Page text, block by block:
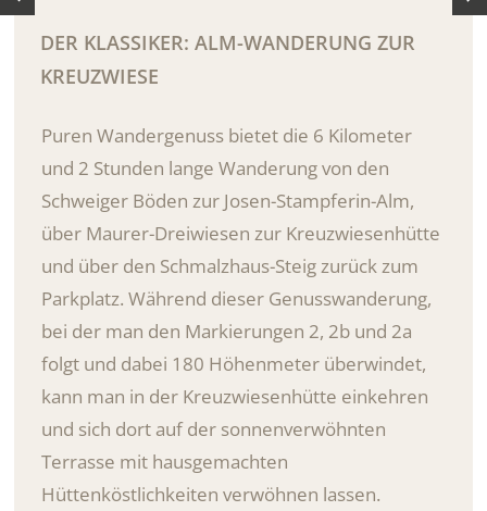
DER KLASSIKER: ALM-WANDERUNG ZUR
KREUZWIESE
Puren Wandergenuss bietet die 6 Kilometer
und 2 Stunden lange Wanderung von den
Schweiger Böden zur Josen-Stampferin-Alm,
über Maurer-Dreiwiesen zur Kreuzwiesenhütte
und über den Schmalzhaus-Steig zurück zum
Parkplatz. Während dieser Genusswanderung,
bei der man den Markierungen 2, 2b und 2a
folgt und dabei 180 Höhenmeter überwindet,
kann man in der Kreuzwiesenhütte einkehren
und sich dort auf der sonnenverwöhnten
Terrasse mit hausgemachten
Hüttenköstlichkeiten verwöhnen lassen.